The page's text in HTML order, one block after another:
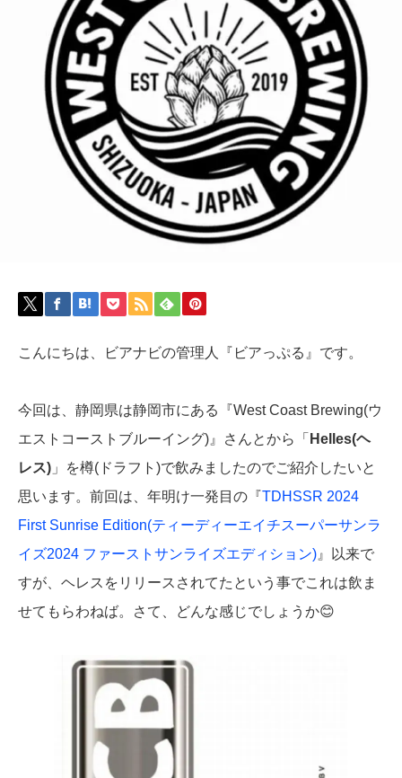
こんにちは、ビアナビの管理人『ビアっぷる』です。
今回は、静岡県は静岡市にある『West Coast Brewing(ウ
エストコーストブルーイング)』さんとから「 Helles(ヘ
レス) 」を樽(ドラフト)で飲みましたのでご紹介したいと
思います。前回は、年明け一発目の『TDHSSR 2024
First Sunrise Edition(ティーディーエイチスーパーサンラ
イズ2024 ファーストサンライズエディション) 』以来で
すが、ヘレスをリリースされてたという事でこれは飲ま
せてもらわねば。さて、どんな感じでしょうか😊